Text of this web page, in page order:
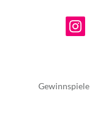
Gewinnspiele